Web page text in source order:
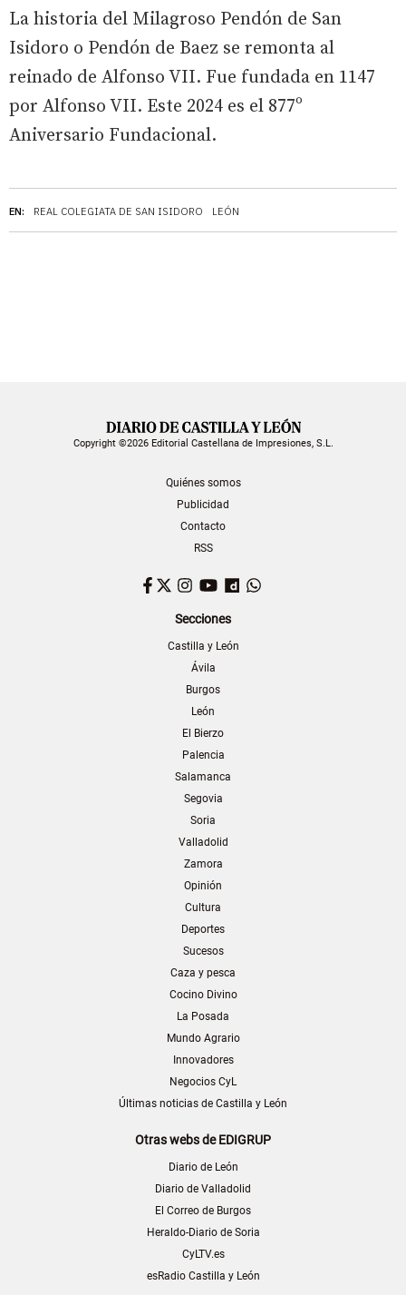
EN: REAL COLEGIATA DE SAN ISIDORO LEÓN
La historia del Milagroso Pendón de San
Isidoro o Pendón de Baez se remonta al
reinado de Alfonso VII. Fue fundada en 1147
por Alfonso VII. Este 2024 es el 877º
Aniversario Fundacional.
Copyright ©2026 Editorial Castellana de Impresiones, S.L.
Quiénes somos
Publicidad
Contacto
RSS
Facebook
TwitterInstagram
YouTubeDailymotion
Secciones
Castilla y León
Ávila
Burgos
León
El Bierzo
Palencia
Salamanca
Segovia
Soria
Valladolid
Zamora
Opinión
Cultura
Deportes
Sucesos
Caza y pesca
Cocino Divino
La Posada
Mundo Agrario
Innovadores
Negocios CyL
Últimas noticias de Castilla y León
Otras webs de EDIGRUP
Diario de León
Diario de Valladolid
El Correo de Burgos
Heraldo-Diario de Soria
CyLTV.es
esRadio Castilla y León